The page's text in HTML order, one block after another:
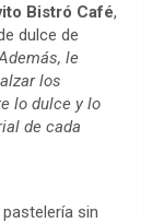
Bistró Café,
dulce de
le
los
lo dulce y lo
de cada
sin